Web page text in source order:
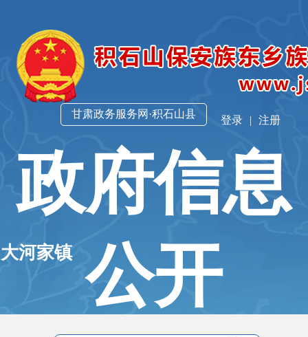
登录 | 注册
甘肃政务服务网·积石山县
政府信息
公开
河家镇